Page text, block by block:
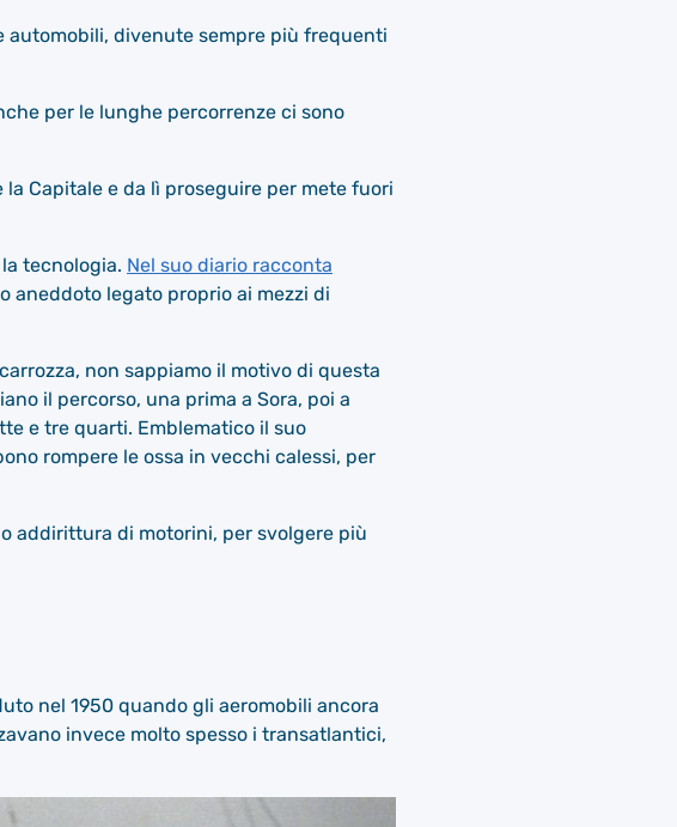
automobili, divenute sempre più frequenti
per le lunghe percorrenze ci sono
Capitale e da lì proseguire per mete fuori
tecnologia. Nel suo diario racconta
aneddoto legato proprio ai mezzi di
non sappiamo il motivo di questa
il percorso, una prima a Sora, poi a
e tre quarti. Emblematico il suo
rompere le ossa in vecchi calessi, per
addirittura di motorini, per svolgere più
nel 1950 quando gli aeromobili ancora
invece molto spesso i transatlantici,